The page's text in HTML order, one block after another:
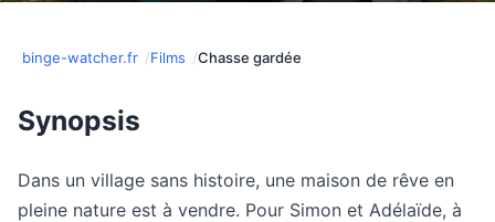
binge-watcher.fr Films Chasse gardée
Synopsis
Dans un village sans histoire, une maison de rêve en
pleine nature est à vendre. Pour Simon et Adélaïde, à